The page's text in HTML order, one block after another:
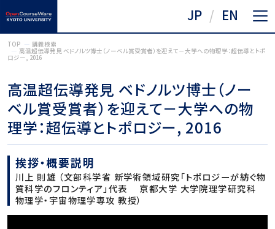
JP EN
TOP 講義検索
高温超伝導発見 ベドノルツ博士（ノーベル賞受賞者）を迎えて－大学への物理学：超伝導とトポ
ロジー, 2016
高温超伝導発見 ベドノルツ博士（ノー
ベル賞受賞者）を迎えて－大学への物
理学：超伝導とトポロジー, 2016
挨拶・概要説明
川上 則雄 （文部科学省 新学術領域研究「トポロジーが紡ぐ物
質科学のフロンティア」代表 京都大学 大学院理学研究科
物理学・宇宙物理学専攻 教授）